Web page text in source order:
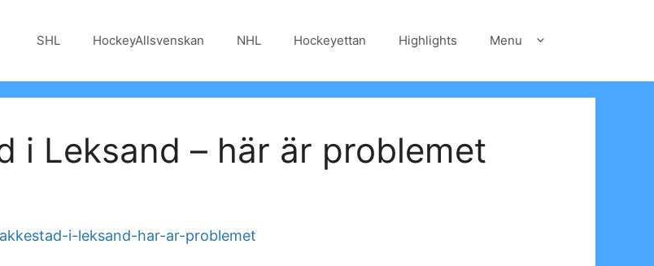
SHL HockeyAllsvenskan NHL Hockeyettan Highlights Menu
i Leksand – här är problemet
i-leksand-har-ar-problemet